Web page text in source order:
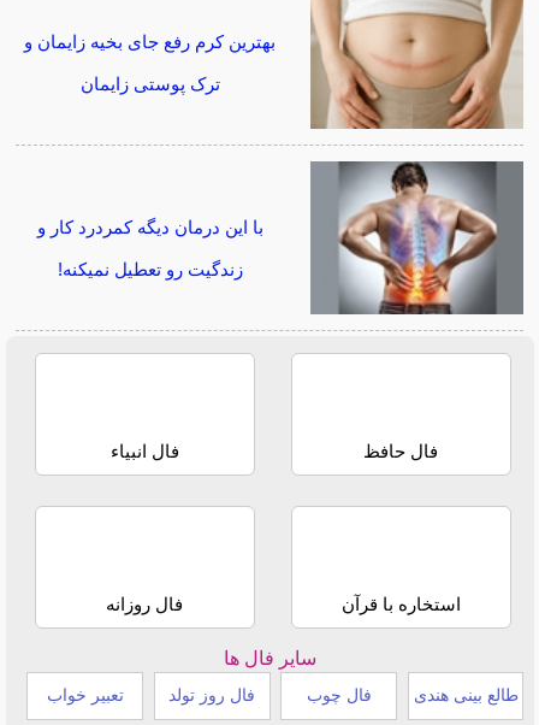
بهترین کرم رفع جای بخیه زایمان و
ترک پوستی زایمان
با این درمان دیگه کمردرد کار و
زندگیت رو تعطیل نمیکنه!
فال حافظ فال انبیاء
استخاره با قرآن فال روزانه
سایر فال ها
بینی هندی فال چوب فال روز تولد تعبیر خواب